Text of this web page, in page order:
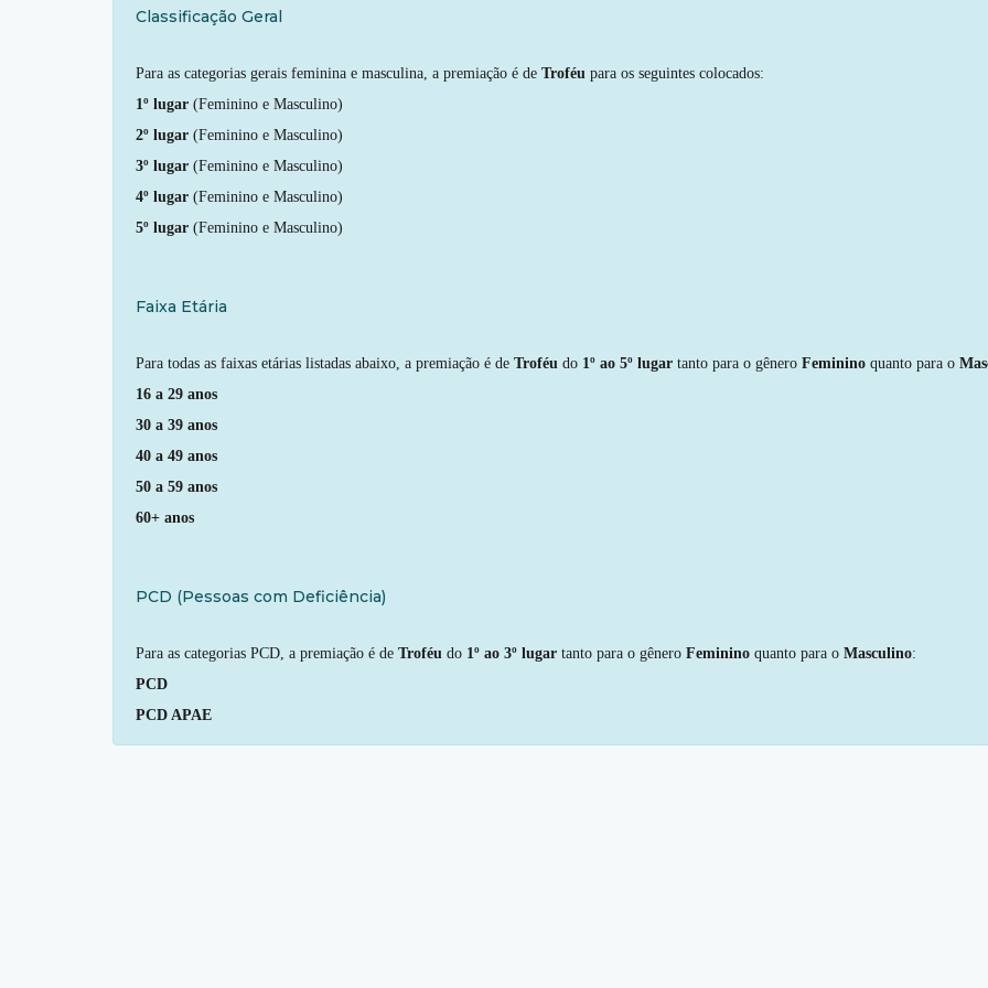
Classificação Geral
Para as categorias gerais feminina e masculina, a premiação é de Troféu para os seguintes colocados:
1º lugar (Feminino e Masculino)
2º lugar (Feminino e Masculino)
3º lugar (Feminino e Masculino)
4º lugar (Feminino e Masculino)
5º lugar (Feminino e Masculino)
Faixa Etária
Para todas as faixas etárias listadas abaixo, a premiação é de Troféu do 1º ao 5º lugar tanto para o gênero Feminino quanto para o
16 a 29 anos
30 a 39 anos
40 a 49 anos
50 a 59 anos
60+ anos
PCD (Pessoas com Deficiência)
Para as categorias PCD, a premiação é de Troféu do 1º ao 3º lugar tanto para o gênero Feminino quanto para o Masculino:
PCD
PCD APAE